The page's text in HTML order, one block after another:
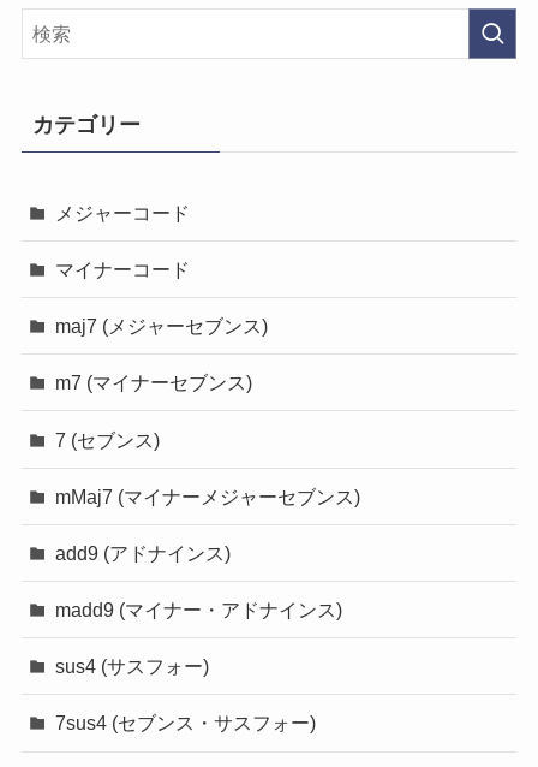
カテゴリー
メジャーコード
マイナーコード
maj7 (メジャーセブンス)
m7 (マイナーセブンス)
7 (セブンス)
mMaj7 (マイナーメジャーセブンス)
add9 (アドナインス)
madd9 (マイナー・アドナインス)
sus4 (サスフォー)
7sus4 (セブンス・サスフォー)